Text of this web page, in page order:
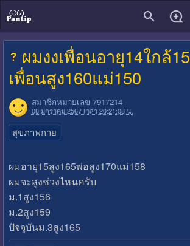
ผมงงเพื่อนอายุ14ใกล้
เพื่อนสูง160แม่150
สมาชิกหมายเลข 7917214
08 มกราคม 2567 เวลา 20:21:08 น.
สุขภาพกาย
ผมอายุ15สูง165พ่อสูง170แม่158
ผมจะสูงช่วงไหนครับ
ม.1สูง156
ม.2สูง159
ปัจจุบันม.3สูง165